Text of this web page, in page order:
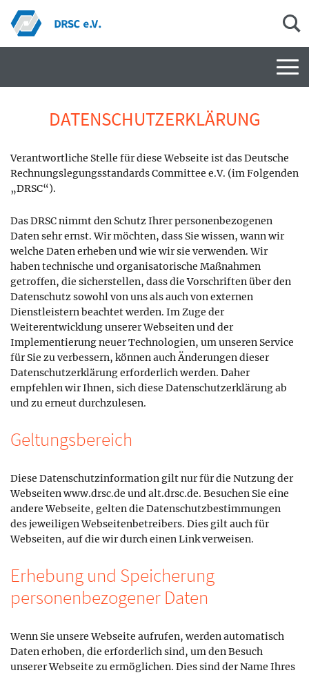
DATENSCHUTZERKLÄRUNG
Verantwortliche Stelle für diese Webseite ist das Deutsche
Rechnungslegungsstandards Committee e.V. (im Folgenden
„DRSC“).
Das DRSC nimmt den Schutz Ihrer personenbezogenen
Daten sehr ernst. Wir möchten, dass Sie wissen, wann wir
welche Daten erheben und wie wir sie verwenden. Wir
haben technische und organisatorische Maßnahmen
getroffen, die sicherstellen, dass die Vorschriften über den
Datenschutz sowohl von uns als auch von externen
Dienstleistern beachtet werden. Im Zuge der
Weiterentwicklung unserer Webseiten und der
Implementierung neuer Technologien, um unseren Service
für Sie zu verbessern, können auch Änderungen dieser
Datenschutzerklärung erforderlich werden. Daher
empfehlen wir Ihnen, sich diese Datenschutzerklärung ab
und zu erneut durchzulesen.
Geltungsbereich
Diese Datenschutzinformation gilt nur für die Nutzung der
Webseiten www.drsc.de und alt.drsc.de. Besuchen Sie eine
andere Webseite, gelten die Datenschutzbestimmungen
des jeweiligen Webseitenbetreibers. Dies gilt auch für
Webseiten, auf die wir durch einen Link verweisen.
Erhebung und Speicherung
personenbezogener Daten
Wenn Sie unsere Webseite aufrufen, werden automatisch
Daten erhoben, die erforderlich sind, um den Besuch
unserer Webseite zu ermöglichen. Dies sind der Name Ihres